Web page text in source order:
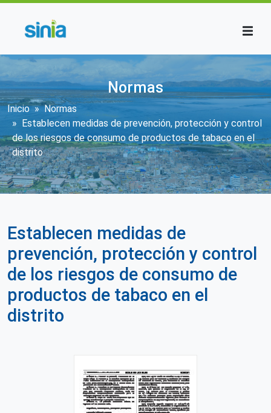
Normas
Sobrescribir enlaces de ayuda a la
Inicio
Normas
Establecen medidas de prevención, protección y control
de los riesgos de consumo de productos de tabaco en el
distrito
Establecen medidas de
prevención, protección y control
de los riesgos de consumo de
productos de tabaco en el
distrito